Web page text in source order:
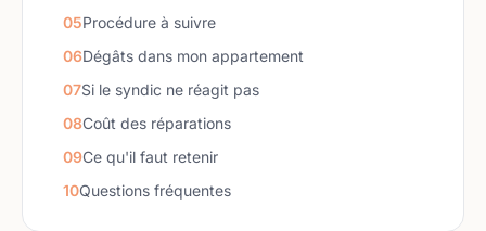
05Procédure à suivre
06Dégâts dans mon appartement
07Si le syndic ne réagit pas
08Coût des réparations
09Ce qu'il faut retenir
10Questions fréquentes